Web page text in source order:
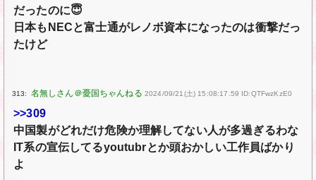
だったのに😇
日本もNECと富士通がレノボ資本になったのは衝撃だっ
たけど
313: 2024/09/21(土) 15:08:17.59 ID:QTFwzKzE0
>>309
中国製がどれだけ危険か理解してない人が多過ぎるわな
IT系の宣伝してるyoutubrとか頭おかしい工作員ばかり
よ